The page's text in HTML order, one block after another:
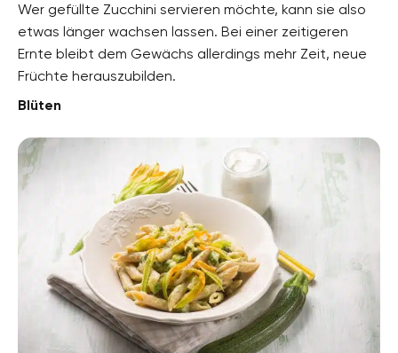
Wer gefüllte Zucchini servieren möchte, kann sie also
etwas länger wachsen lassen. Bei einer zeitigeren
Ernte bleibt dem Gewächs allerdings mehr Zeit, neue
Früchte herauszubilden.
Blüten